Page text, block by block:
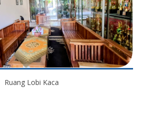
Ruang Lobi Kaca